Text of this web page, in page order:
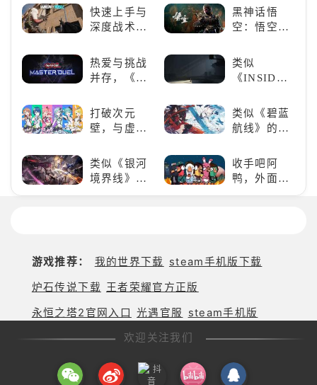
游戏盛宴与
瑕疵
快速上手与
深度战术兼
六号M》是
否值得入
手？
黑神话悟
空：悟空携
来，游戏界
的东方巨
热爱与挑战
并存，《游
决斗》，牌
佬都爱玩的
游戏是啥
类似
《INSIDE》
戏！快动起
你的小脑筋
来通关！
打破次元
壁，与虚拟
写音符物语
类似《碧蓝
航线》的养
养成你的梦
想！
类似《银河
境界线》的
二次元战棋
收手吧阿
鸭，外面全
是好鹅！！
游戏推荐： 我的世界下载 steam手机版下载
炉石传说下载 王者荣耀官方正版
永恒之塔2官网入口 光遇官服
steam手机版
欢迎关注我们